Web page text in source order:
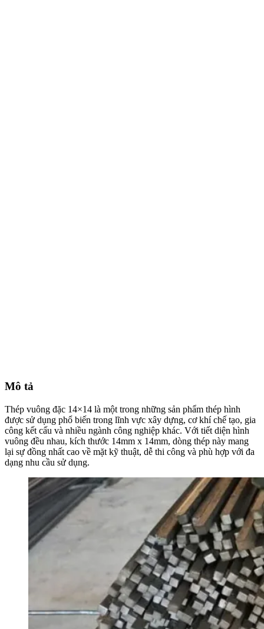
Mô tả
Thép vuông đặc 14×14 là một trong những sản phẩm thép hình
được sử dụng phổ biến trong lĩnh vực xây dựng, cơ khí chế tạo, gia
công kết cấu và nhiều ngành công nghiệp khác. Với tiết diện hình
vuông đều nhau, kích thước 14mm x 14mm, dòng thép này mang
lại sự đồng nhất cao về mặt kỹ thuật, dễ thi công và phù hợp với đa
dạng nhu cầu sử dụng.